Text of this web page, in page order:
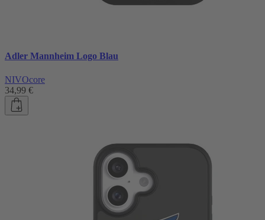
Adler Mannheim Logo Blau
NIVOcore
34,99 €